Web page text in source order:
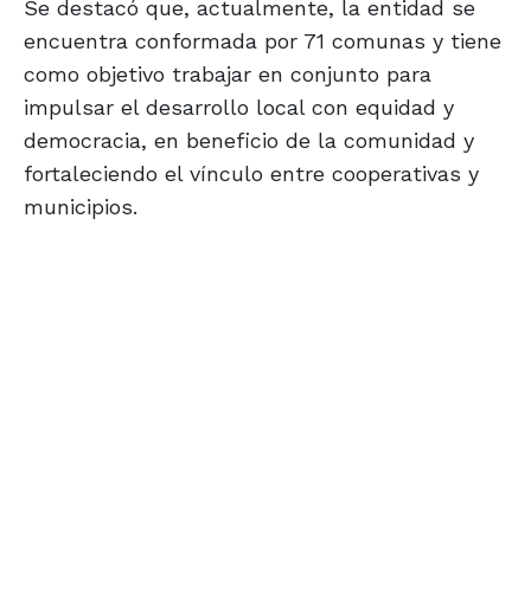
Se destacó que, actualmente, la entidad se
encuentra conformada por 71 comunas y tiene
como objetivo trabajar en conjunto para
impulsar el desarrollo local con equidad y
democracia, en beneficio de la comunidad y
fortaleciendo el vínculo entre cooperativas y
municipios.